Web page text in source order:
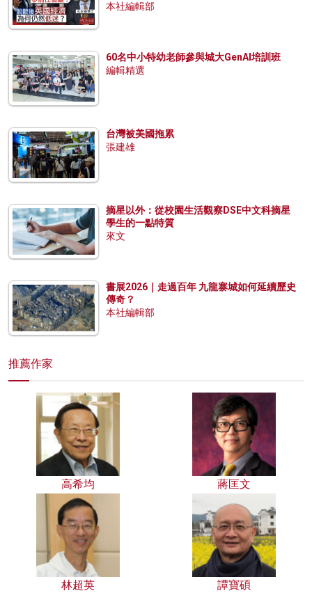
本社編輯部
60名中小特幼老師參與城大GenAI培訓班
編輯精選
台灣被美國拖累
張建雄
摘星以外：從校園生活觀察DSE中文科摘星
學生的一點特質
來文
書展2026｜走過百年 九龍寨城如何延續歷史
傳奇？
本社編輯部
推薦作家
高希均 蔣匡文
林超英 譚寶碩